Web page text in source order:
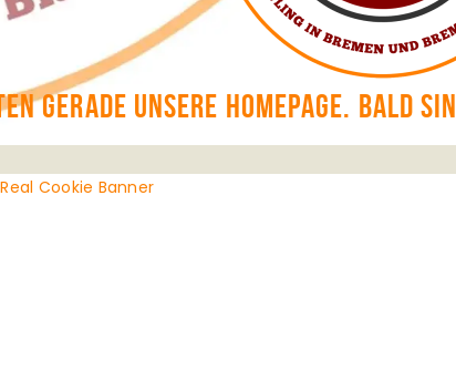
gerade unsere Homepage. Bald
Cookie Banner